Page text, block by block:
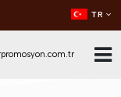
TR